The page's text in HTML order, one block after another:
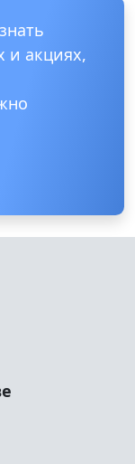
акциях,